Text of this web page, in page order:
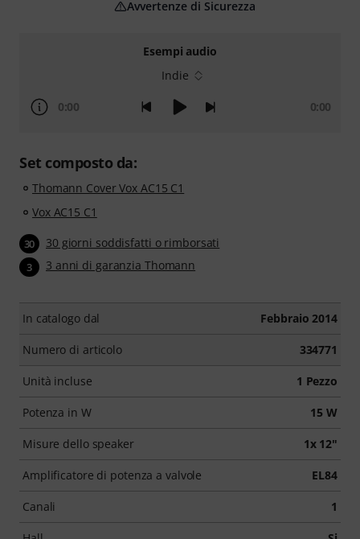
Esempi audio
Indie
0:00 0:00
Set composto da:
Thomann Cover Vox AC15 C1
Vox AC15 C1
30 30 giorni soddisfatti o rimborsati
3 3 anni di garanzia Thomann
In catalogo dal Febbraio 2014
Numero di articolo 334771
Unità incluse 1 Pezzo
Potenza in W 15 W
Misure dello speaker 1x 12"
Amplificatore di potenza a valvole EL84
Canali 1
Avvertenze di Sicurezza